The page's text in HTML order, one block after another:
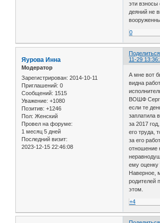
эти взносы
деяний не
0
Поделиться
11-29
Яурова Инна
Модератор
Зарегистрирован: 2014-10-11
Приглашений: 0
Сообщений: 1515
Уважение: +1080
Позитив: +1246
Пол: Женский
Провел на форуме:
1 месяц 5 дней
Последний визит:
2023-12-15 22:46:08
А мне вот
видна
ВОШФ
если те
заплатила
за 2017
его труда,
за его
отношение
ему оценку
Наверное,
родителей
этом.
+4